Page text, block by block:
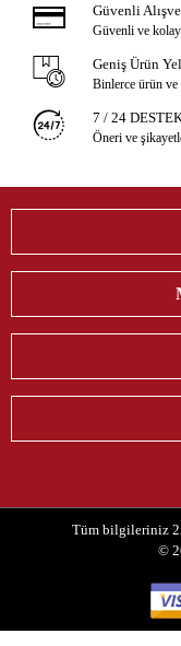
Güvenli
Güvenli ve
Geniş Ürün
Binlerce ürün ve
7 / 24
Öneri ve
Tüm bilgileriniz
©